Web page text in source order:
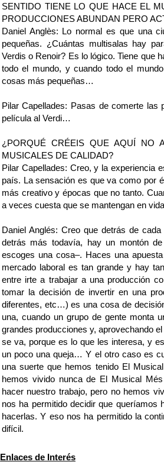
SENTIDO TIENE LO QUE HACE EL
PRODUCCIONES ABUNDAN PERO
Daniel Anglès: Lo normal es que una
pequeñas. ¿Cuántas multisalas hay
Verdis o Renoir? Es lo lógico. Tiene que
todo el mundo, y cuando todo el
cosas más pequeñas…
Pilar Capellades: Pasas de comerte
película al Verdi…
¿PORQUÉ CRÉEIS QUE AQUÍ NO
MUSICALES DE CALIDAD?
Pilar Capellades: Creo, y la experiencia
país. La sensación es que va como por
más creativo y épocas que no tanto.
a veces cuesta que se mantengan en
Daniel Anglés: Creo que detrás de
detrás más todavía, hay un montón
escoges una cosa–. Haces una
mercado laboral es tan grande y hay
entre irte a trabajar a una producción
tomar la decisión de invertir en una
diferentes, etc…) es una cosa de
una, cuando un grupo de gente monta
grandes producciones y, aprovechando
se va, porque es lo que les interesa, y
un poco una queja… Y el otro caso es
una suerte que hemos tenido El
hemos vivido nunca de El Musical
hacer nuestro trabajo, pero no hemos
nos ha permitido decidir que queríamos
hacerlas. Y eso nos ha permitido la
difícil.
Enlaces de Interés